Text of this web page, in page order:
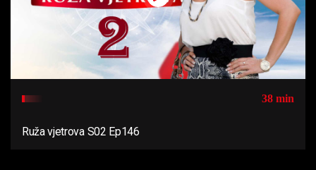
38 min
Ruža vjetrova S02 Ep146